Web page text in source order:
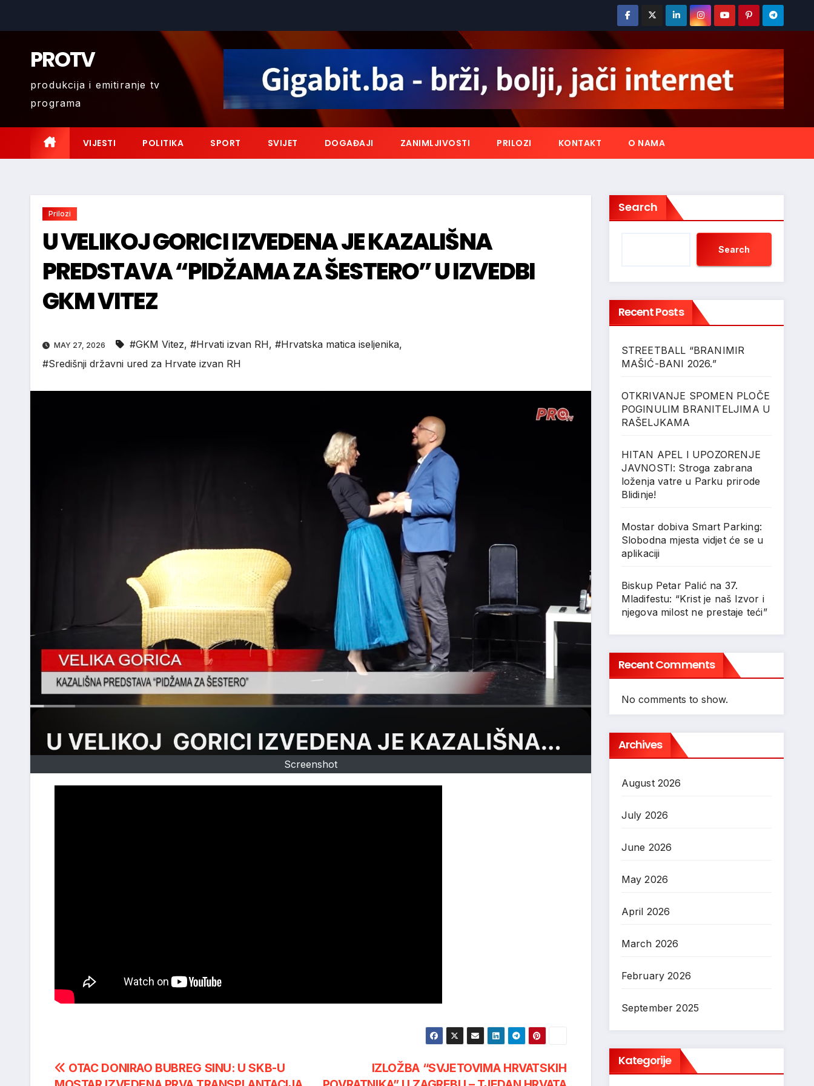
PROTV
produkcija i emitiranje tv
programa
VIJESTI POLITIKA SPORT SVIJET DOGAĐAJI ZANIMLJIVOSTI PRILOZI KONTAKT O NAMA
Prilozi
U VELIKOJ GORICI IZVEDENA JE KAZALIŠNA
PREDSTAVA “PIDŽAMA ZA ŠESTERO” U IZVEDBI
GKM VITEZ
MAY 27, 2026 #GKM Vitez, #Hrvati izvan RH, #Hrvatska matica iseljenika,
#Središnji državni ured za Hrvate izvan RH
Screenshot
Post
IZLOŽBA “SVJETOVIMA HRVATSKIH
OTAC DONIRAO BUBREG SINU: U SKB-U
Search
Search
Recent Posts
STREETBALL “BRANIMIR
MAŠIĆ-BANI 2026.”
OTKRIVANJE SPOMEN PLOČE
POGINULIM BRANITELJIMA U
RAŠELJKAMA
HITAN APEL I UPOZORENJE
JAVNOSTI: Stroga zabrana
loženja vatre u Parku prirode
Blidinje!
Mostar dobiva Smart Parking:
Slobodna mjesta vidjet će se u
aplikaciji
Biskup Petar Palić na 37.
Mladifestu: “Krist je naš Izvor i
njegova milost ne prestaje teći”
Recent Comments
No comments to show.
Archives
August 2026
July 2026
June 2026
May 2026
April 2026
March 2026
February 2026
September 2025
Kategorije